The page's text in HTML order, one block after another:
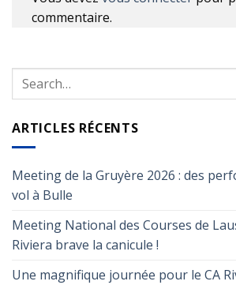
commentaire.
ARTICLES RÉCENTS
Meeting de la Gruyère 2026 : des
vol à Bulle
Meeting National des Courses de
Riviera brave la canicule !
Une magnifique journée pour le CA